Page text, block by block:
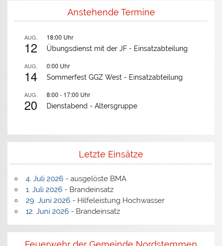
Anstehende Termine
AUG.
12
18:00 Uhr
Übungsdienst mit der JF - Einsatzabteilung
AUG.
14
0:00 Uhr
Sommerfest GGZ West - Einsatzabteilung
AUG.
20
8:00 - 17:00 Uhr
Dienstabend -Altersgruppe
Letzte Einsätze
4. Juli 2026- ausgelöste BMA
1. Juli 2026- Brandeinsatz
29. Juni 2026- Hilfeleistung Hochwasser
12. Juni 2026- Brandeinsatz